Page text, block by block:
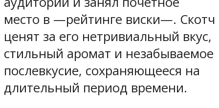
место в —рейтинге виски—. Скотч
ценят за его нетривиальный вкус,
стильный аромат и незабываемое
послевкусие, сохраняющееся на
длительный период времени.